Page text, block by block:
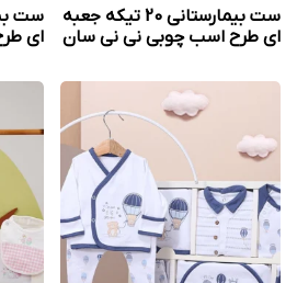
ست بیمارستانی 20 تیکه جعبه
ای طرح اسب چوبی نی نی سان
ای